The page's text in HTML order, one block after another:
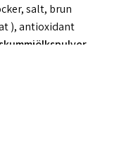
salt, brun
), antioxidant
, skummjölkspulver,